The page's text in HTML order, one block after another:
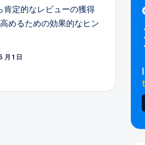
肯定的なレビューの獲得
めるための効果的なヒン
月 1 日